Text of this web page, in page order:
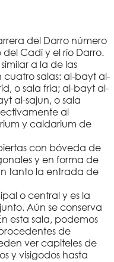
del Darro número
Cadí y el río Darro.
a la de las
cuatro salas: al-bayt al-
o sala fría; al-bayt al-
al-sajun, o sala
al
y caldarium de
con bóveda de
y en forma de
tanto la entrada de
o central y es la
Aún se conserva
esta sala, podemos
de
ver capiteles de
y visigodos hasta